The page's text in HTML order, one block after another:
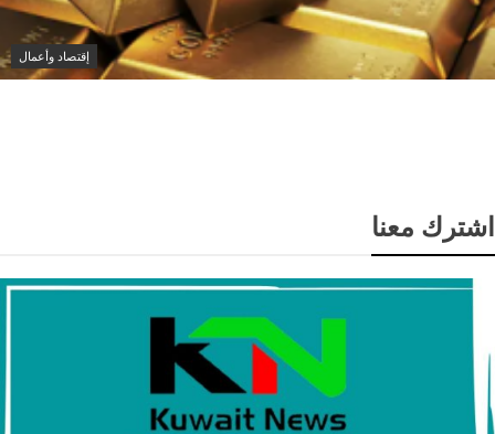
إقتصاد وأعمال
اشترك معنا